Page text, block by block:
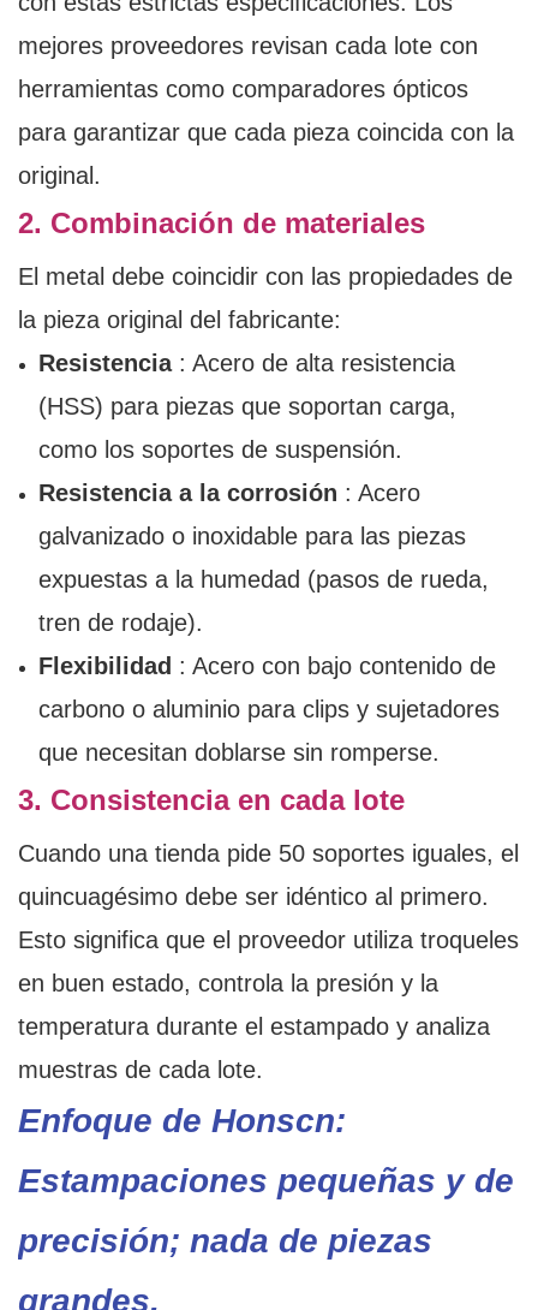
mejores proveedores revisan cada lote con
herramientas como comparadores ópticos
para garantizar que cada pieza coincida con la
original.
2. Combinación de materiales
El metal debe coincidir con las propiedades de
la pieza original del fabricante:
Resistencia: Acero de alta resistencia
(HSS) para piezas que soportan carga,
como los soportes de suspensión.
Resistencia a la corrosión : Acero
galvanizado o inoxidable para las piezas
expuestas a la humedad (pasos de rueda,
tren de rodaje).
Flexibilidad : Acero con bajo contenido de
carbono o aluminio para clips y sujetadores
que necesitan doblarse sin romperse.
3. Consistencia en cada lote
Cuando una tienda pide 50 soportes iguales, el
quincuagésimo debe ser idéntico al primero.
Esto significa que el proveedor utiliza troqueles
en buen estado, controla la presión y la
temperatura durante el estampado y analiza
muestras de cada lote.
Enfoque de Honscn:
Estampaciones pequeñas y de
precisión; nada de piezas
grandes.